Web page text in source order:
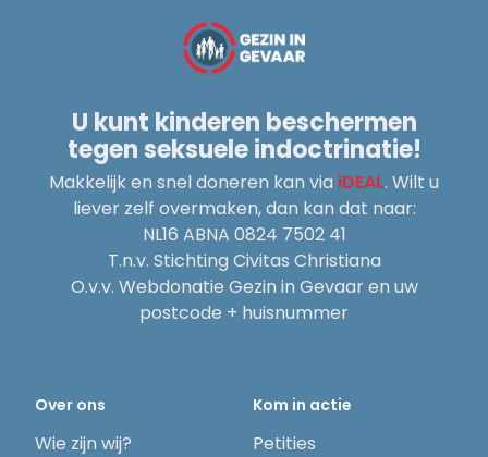
U kunt kinderen beschermen
tegen seksuele indoctrinatie!
Makkelijk en snel doneren kan via iDEAL. Wilt u
liever zelf overmaken, dan kan dat naar:
NL16 ABNA 0824 7502 41
T.n.v. Stichting Civitas Christiana
O.v.v. Webdonatie Gezin in Gevaar en uw
postcode + huisnummer
Over ons
Wie zijn wij?
Kom in actie
Petities